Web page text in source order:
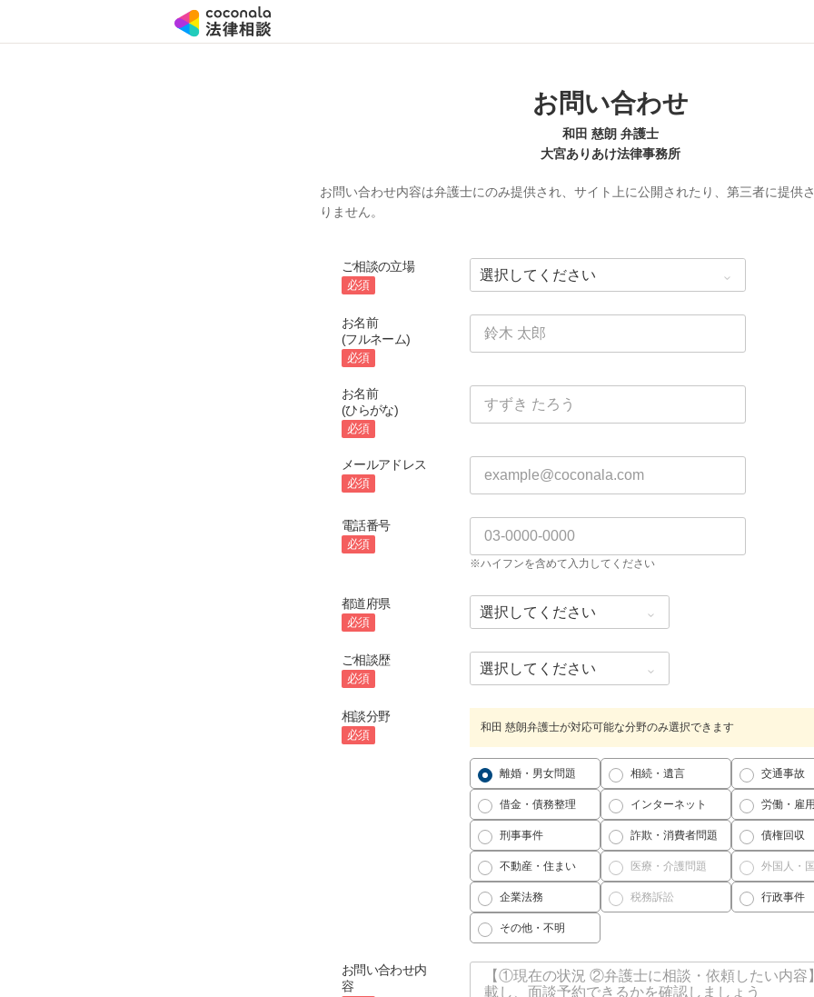
お問い合わせ
和田 慈朗 弁護士
大宮ありあけ法律事務所
お問い合わせ内容は弁護士にのみ提供され、サイト上に公開されたり、第三者に提供
りません。
ご相談の立場
必須
お名前
(フルネーム)
必須
お名前
(ひらがな)
必須
メールアドレス
必須
電話番号
必須
※ハイフンを含めて入力してください
都道府県
必須
ご相談歴
必須
相談分野
必須
和田 慈朗弁護士が対応可能な分野のみ選択できます
離婚・男女問題 相続・遺言 交通事故
借金・債務整理 インターネット 労働・雇
刑事事件 詐欺・消費者問題 債権回収
不動産・住まい 医療・介護問題 外国人・
企業法務 税務訴訟 行政事件
その他・不明
お問い合わせ内
容